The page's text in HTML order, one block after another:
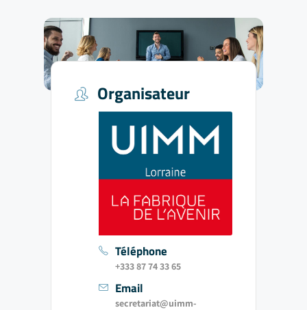
Organisateur
Téléphone
+333 87 74 33 65
Email
secretariat@uimm-